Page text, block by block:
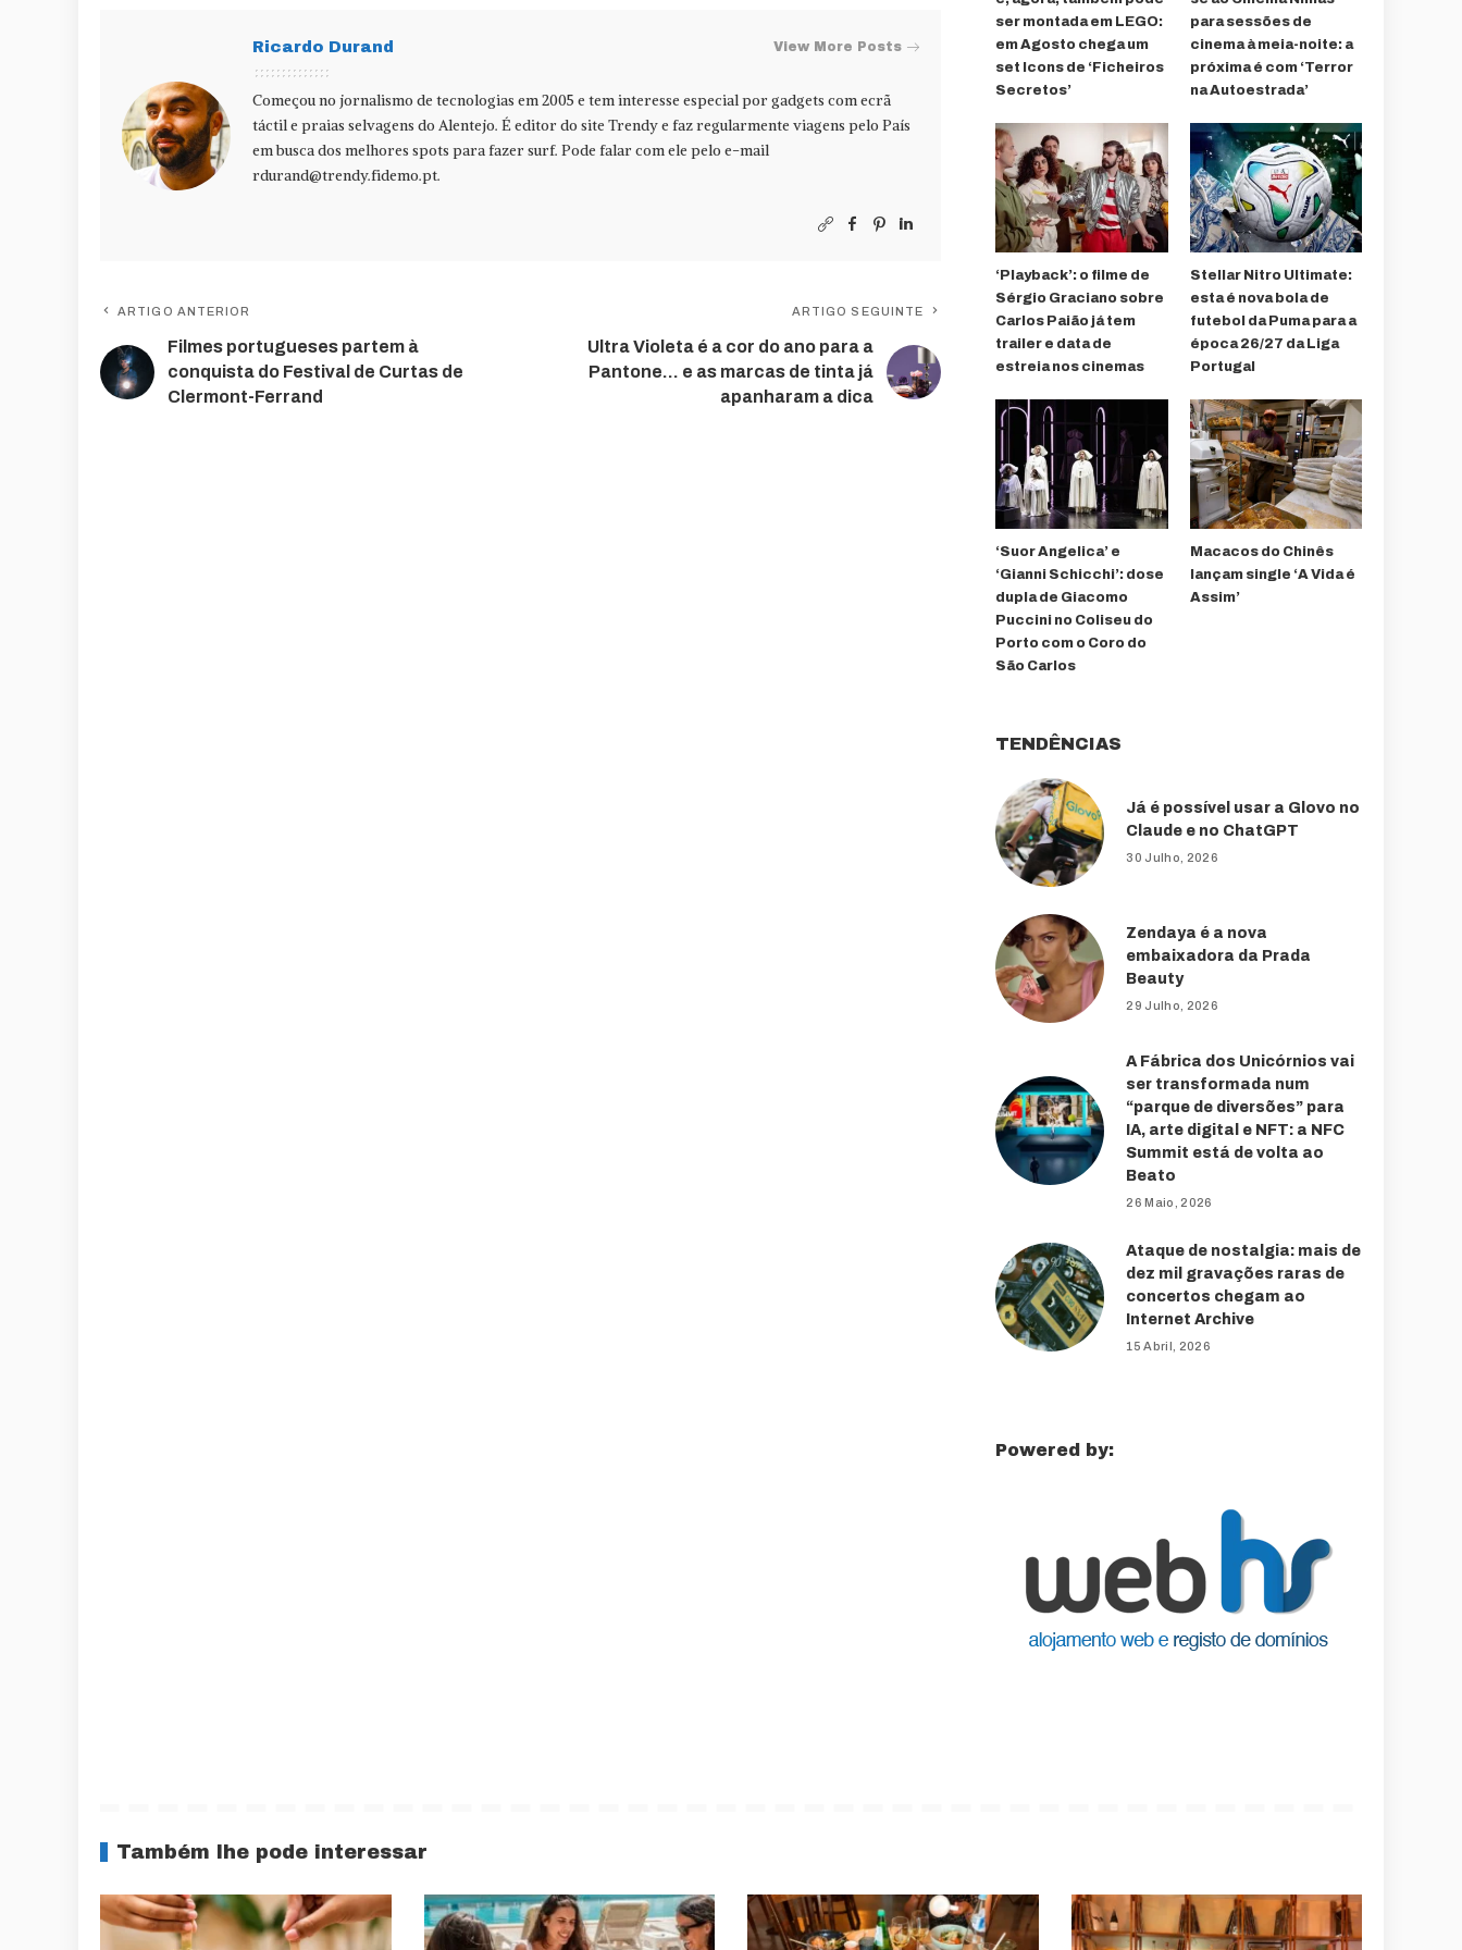
Ricardo Durand View More Posts
Começou no jornalismo de tecnologias em 2005 e tem interesse especial por gadgets com ecrã
táctil e praias selvagens do Alentejo. É editor do site Trendy e faz regularmente viagens pelo País
em busca dos melhores spots para fazer surf. Pode falar com ele pelo e-mail
rdurand@trendy.fidemo.pt.
ARTIGO ANTERIOR
Filmes portugueses partem à
conquista do Festival de Curtas de
Clermont-Ferrand
ARTIGO SEGUINTE
Ultra Violeta é a cor do ano para a
Pantone… e as marcas de tinta já
apanharam a dica
ser montada em LEGO:
em Agosto chega um
set Icons de ‘Ficheiros
Secretos’
para sessões de
cinema à meia-noite: a
próxima é com ‘Terror
na Autoestrada’
‘Playback’: o filme de
Sérgio Graciano sobre
Carlos Paião já tem
trailer e data de
estreia nos cinemas
Stellar Nitro Ultimate:
esta é nova bola de
futebol da Puma para a
época 26/27 da Liga
Portugal
‘Suor Angelica’ e
‘Gianni Schicchi’: dose
dupla de Giacomo
Puccini no Coliseu do
Porto com o Coro do
São Carlos
Macacos do Chinês
lançam single ‘A Vida é
Assim’
TENDÊNCIAS
Já é possível usar a Glovo no
Claude e no ChatGPT
30 Julho, 2026
Zendaya é a nova
embaixadora da Prada
Beauty
29 Julho, 2026
A Fábrica dos Unicórnios vai
ser transformada num
“parque de diversões” para
IA, arte digital e NFT: a NFC
Summit está de volta ao
Beato
26 Maio, 2026
Ataque de nostalgia: mais de
dez mil gravações raras de
concertos chegam ao
Internet Archive
15 Abril, 2026
Powered by:
Também lhe pode interessar